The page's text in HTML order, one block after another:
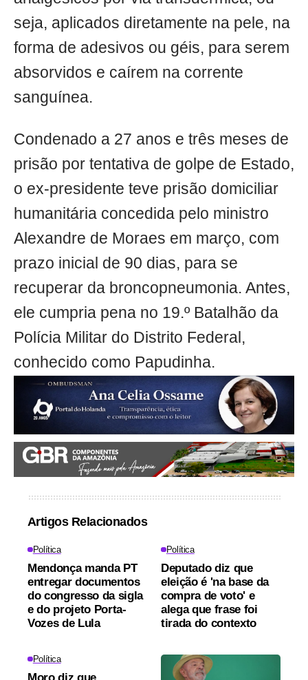
seja, aplicados diretamente na pele, na
forma de adesivos ou géis, para serem
absorvidos e caírem na corrente
sanguínea.
Condenado a 27 anos e três meses de
prisão por tentativa de golpe de Estado,
o ex-presidente teve prisão domiciliar
humanitária concedida pelo ministro
Alexandre de Moraes em março, com
prazo inicial de 90 dias, para se
recuperar da broncopneumonia. Antes,
ele cumpria pena no 19.º Batalhão da
Polícia Militar do Distrito Federal,
conhecido como Papudinha.
Artigos Relacionados
Política
Mendonça manda PT
entregar documentos
do congresso da sigla
e do projeto Porta-
Vozes de Lula
Política
Deputado diz que
eleição é 'na base da
compra de voto' e
alega que frase foi
tirada do contexto
Política
Moro diz que